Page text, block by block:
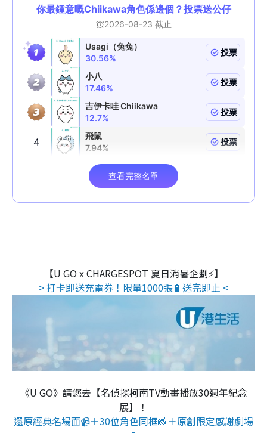
【U GO x CHARGESPOT 夏日消暑企劃⚡】
> 打卡即送充電券！限量1000張🔋送完即止 <
《U GO》請您去【名偵探柯南TV動畫播放30週年紀念
展】！
還原經典名場面📹＋30位角色同框📸＋原創限定感謝劇場